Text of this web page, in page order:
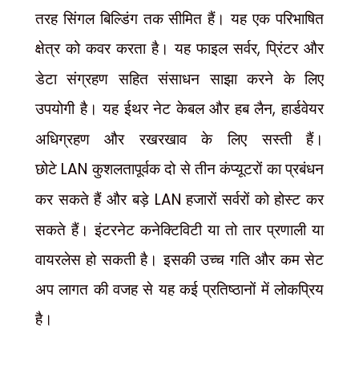
तरह सिंगल बिल्डिंग तक सीमित हैं। यह एक परिभाषित
क्षेत्र को कवर करता है। यह फाइल सर्वर,प्रिंटर और
डेटा संग्रहण सहित संसाधन साझा करने के लिए
उपयोगी है। यह ईथर नेट केबल और हब लैन,हार्डवेयर
अधिग्रहण और रखरखाव के लिए सस्ती हैं।
छोटे LANकुशलतापूर्वक दो से तीन कंप्यूटरों का प्रबंधन
कर सकते हैं और बड़े LANहजारों सर्वरों को होस्ट कर
सकते हैं। इंटरनेट कनेक्टिविटी या तो तार प्रणाली या
वायरलेस हो सकती है। इसकी उच्च गति और कम सेट
अप लागत की वजह से यह कई प्रतिष्ठानों में लोकप्रिय
है।